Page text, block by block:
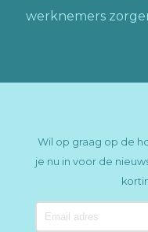
werknemers
Wil op graag op de
je nu in voor de